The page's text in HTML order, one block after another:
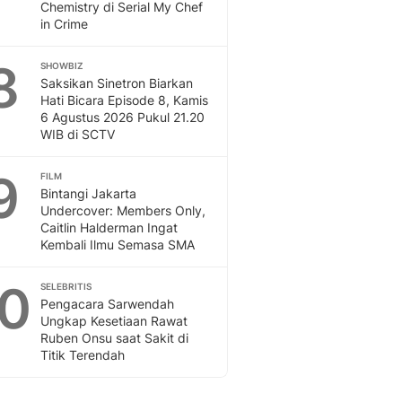
Chemistry di Serial My Chef
in Crime
SHOWBIZ
Saksikan Sinetron Biarkan
Hati Bicara Episode 8, Kamis
6 Agustus 2026 Pukul 21.20
WIB di SCTV
FILM
Bintangi Jakarta
Undercover: Members Only,
Caitlin Halderman Ingat
Kembali Ilmu Semasa SMA
SELEBRITIS
Pengacara Sarwendah
Ungkap Kesetiaan Rawat
Ruben Onsu saat Sakit di
Titik Terendah